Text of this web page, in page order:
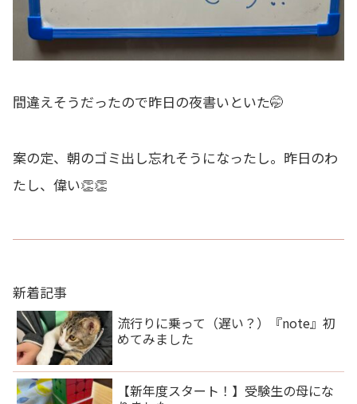
間違えそうだったので昨日の夜書いといた🤭
案の定、朝のゴミ出し忘れそうになったし。昨日のわ
たし、偉い👏👏
新着記事
流行りに乗って（遅い？）『note』初
めてみました
【新年度スタート！】受験生の母にな